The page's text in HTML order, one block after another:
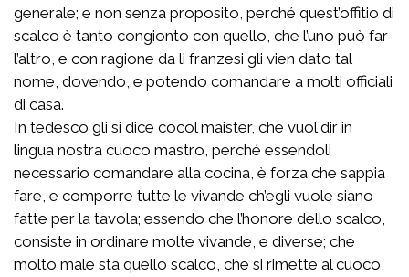
generale; e non senza proposito, perché quest’offitio di
scalco è tanto congionto con quello, che l’uno può far
l’altro, e con ragione da li franzesi gli vien dato tal
nome, dovendo, e potendo comandare a molti officiali
di casa.
In tedesco gli si dice cocol maister, che vuol dir in
lingua nostra cuoco mastro, perché essendoli
necessario comandare alla cocina, è forza che sappia
fare, e comporre tutte le vivande ch’egli vuole siano
fatte per la tavola; essendo che l’honore dello scalco,
consiste in ordinare molte vivande, e diverse; che
molto male sta quello scalco, che si rimette al cuoco,